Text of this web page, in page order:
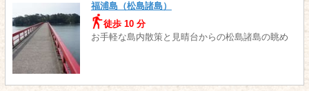
福浦島（松島諸島）
徒歩 10 分
お手軽な島内散策と見晴台からの松島諸島の眺め